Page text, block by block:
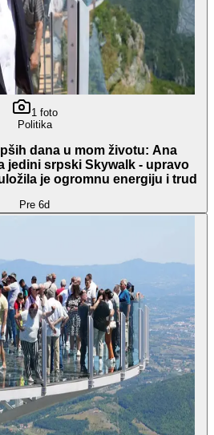
1foto
Politika
dana u mom životu: Ana
jedini srpski Skywalk - upravo
je ogromnu energiju i trud
Pre 6d